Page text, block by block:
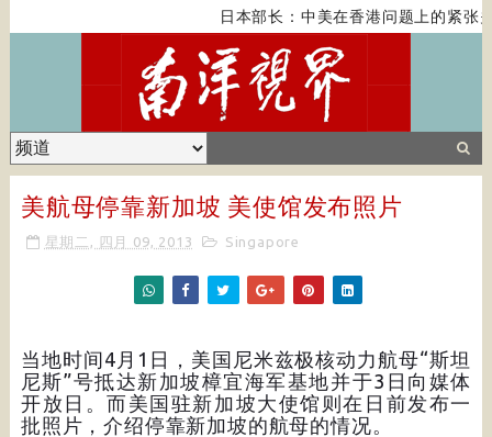
日本部长：中美在香港问题上的紧张关系对全
美航母停靠新加坡 美使馆发布照片
星期二, 四月 09, 2013 Singapore
当地时间4月1日，美国尼米兹极核动力航母“斯坦
尼斯”号抵达新加坡樟宜海军基地并于3日向媒体
开放日。而美国驻新加坡大使馆则在日前发布一
批照片，介绍停靠新加坡的航母的情况。